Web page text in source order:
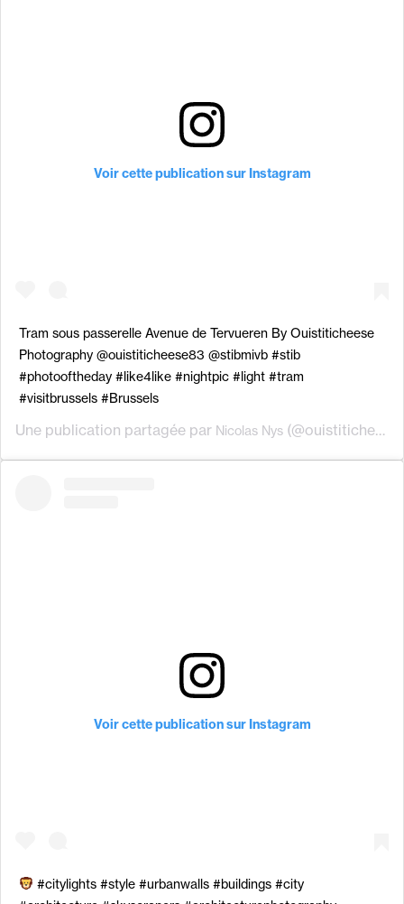
Voir cette publication sur Instagram
Tram sous passerelle Avenue de Tervueren By Ouistiticheese
Photography @ouistiticheese83 @stibmivb #stib
#photooftheday #like4like #nightpic #light #tram
#visitbrussels #Brussels
Une publication partagée par Nicolas Nys (@ouistiticheese83) le
Voir cette publication sur Instagram
#citylights #style #urbanwalls #buildings #city